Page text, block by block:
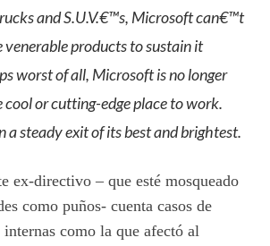
and S.U.V.€™s, Microsoft can€™t
venerable products to sustain it
worst of all, Microsoft is no longer
cool or cutting-edge place to work.
a steady exit of its best and brightest.
ex-directivo – que esté mosqueado
como puños- cuenta casos de
internas como la que afectó al